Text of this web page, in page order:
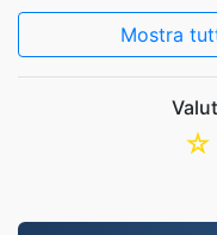
Mostra
☆